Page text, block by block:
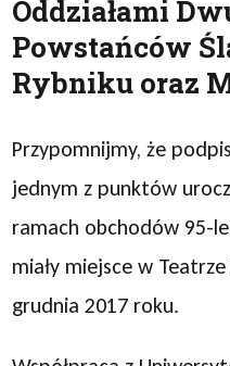
Oddziałami
Powstańców
Rybniku oraz
Przypomnijmy, że
jednym z punktów
ramach obchodów 95-
miały miejsce w
grudnia 2017 roku.